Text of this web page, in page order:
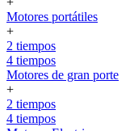
Motores portátiles
+
2 tiempos
4 tiempos
Motores de gran porte
+
2 tiempos
4 tiempos